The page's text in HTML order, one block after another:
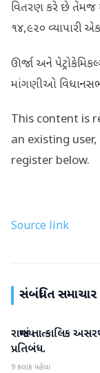
વિતરણ કરે છે
૧૪,૯૨૦ વ્યાપારી
ઊર્જા અને
માંગણીઓ
This content is
an existing
register below.
Source link
સંબંધિત સમાચાર
ગુજરાત
રાજ્યમાં તાત્કાલિક
પ્રતિબંધ.
9 કલાક પહેલા